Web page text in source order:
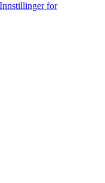
Innstillinger for